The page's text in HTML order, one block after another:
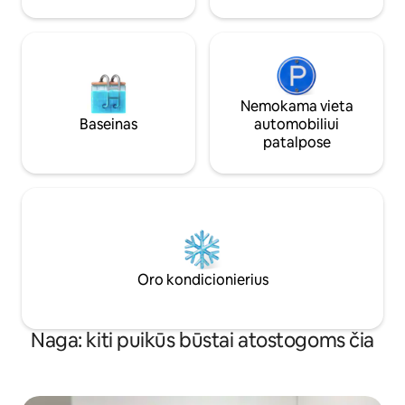
Baseinas
Nemokama vieta
automobiliui
patalpose
Oro kondicionierius
Naga: kiti puikūs būstai atostogoms čia